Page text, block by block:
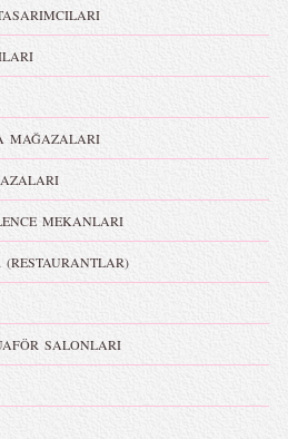
MAĞAZALARI
MEKANLARI
SALONLARI